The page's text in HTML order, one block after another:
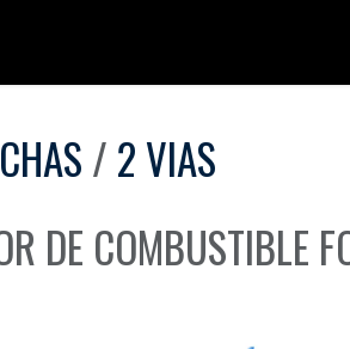
2 VIAS
DE COMBUSTIBLE